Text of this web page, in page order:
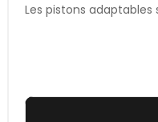
Les pistons